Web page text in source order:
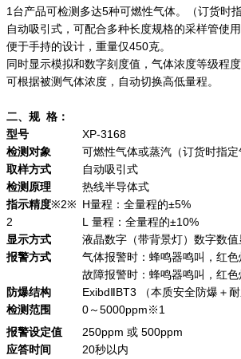
1台产品可检测多达5种可燃性气体。（订货时指
自动吸引式，可配合多种长度规格的采样管使用
便于手持的设计，重量仅450克。
同时显示模拟和数字刻度值，气体浓度等级程度
可根据被测气体浓度，自动切换高低量程。
二、规 格：
型号
XP-3168
检测对象
可燃性气体或蒸汽（订货时指定
取样方式
自动吸引式
检测原理
热线半导体式
指示精度※2※
2
H量程：全量程的±5%
L 量程：全量程的±10%
显示方式
液晶数字（带背景灯）数字数
报警方式
气体报警时：蜂鸣器鸣叫，红
故障报警时：蜂鸣器鸣叫，红
防爆结构
ExibdⅡBT3 （本质安全防爆＋
检测范围
0～5000ppm※1
报警设定值
250ppm 或 500ppm
应答时间
20秒以内